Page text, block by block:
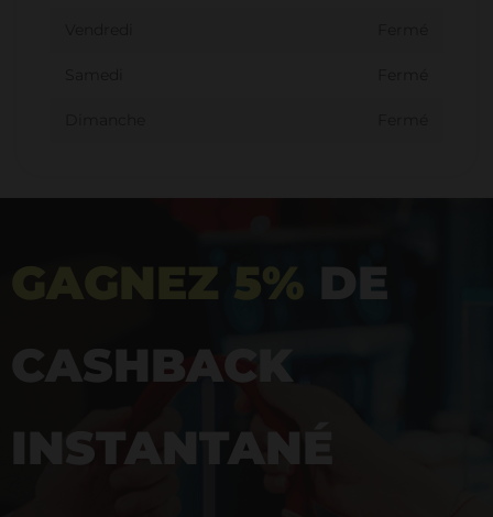
GAGNEZ 5% DE
CASHBACK
INSTANTANÉ